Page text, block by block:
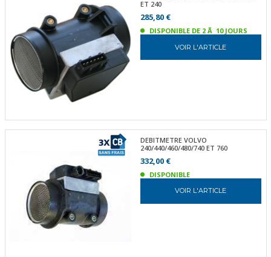
ET 240
285,80 €
DISPONIBLE DE 2 Ã 10 JOURS
VOIR L'ARTICLE
DEBITMETRE VOLVO
240/440/460/480/740 ET 760
332,00 €
DISPONIBLE
VOIR L'ARTICLE